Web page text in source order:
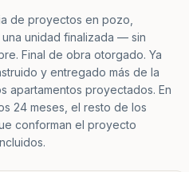
de proyectos en pozo,
unidad finalizada — sin
Final de obra otorgado. Ya
y entregado más de la
apartamentos proyectados. En
24 meses, el resto de los
conforman el proyecto